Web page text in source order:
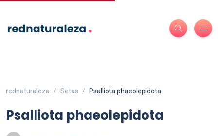
rednaturaleza Setas Psalliota phaeolepidota
Psalliota phaeolepidota